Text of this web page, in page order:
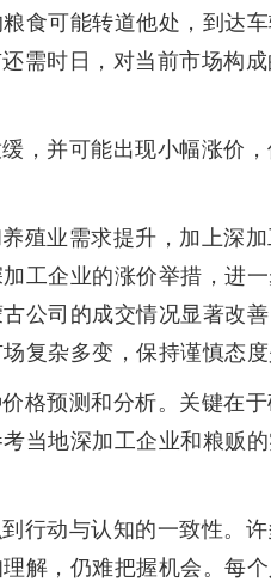
食可能转道他处，到达
需时日，对当前市场构
，并可能出现小幅涨价
殖业需求提升，加上深
工企业的涨价举措，进
公司的成交情况显著改
复杂多变，保持谨慎态度
格预测和分析。关键在
当地深加工企业和粮贩
行动与认知的一致性。
解，仍难把握机会。每